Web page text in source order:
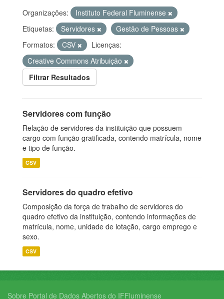
Organizações:
Instituto Federal Fluminense
Etiquetas:
Servidores
Gestão de Pessoas
Formatos:
CSV
Licenças:
Creative Commons Atribuição
Filtrar Resultados
Servidores com função
Relação de servidores da instituição que possuem
cargo com função gratificada, contendo matrícula, nome
e tipo de função.
CSV
Servidores do quadro efetivo
Composição da força de trabalho de servidores do
quadro efetivo da instituição, contendo informações de
matrícula, nome, unidade de lotação, cargo emprego e
sexo.
CSV
Sobre Portal de Dados Abertos do IFFluminense